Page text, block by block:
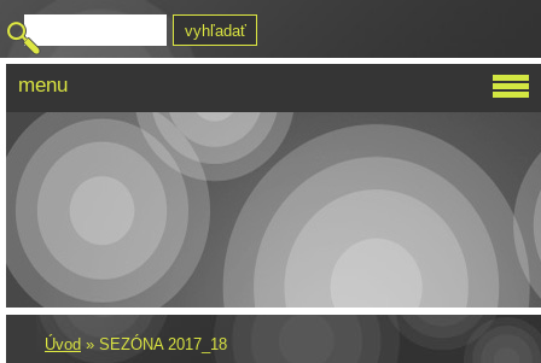
HBK KOMETA VRÚTKY
Úvod » SEZÓNA 2017_18
menu